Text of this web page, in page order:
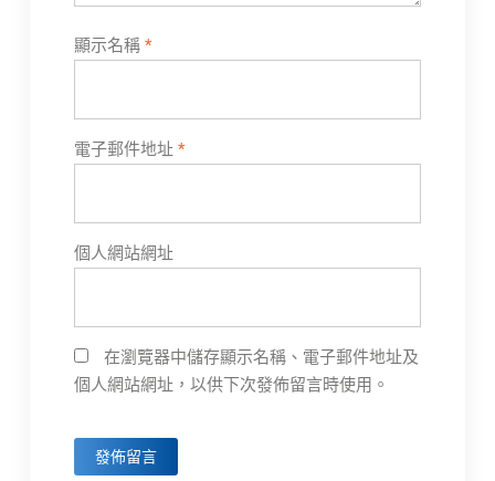
顯示名稱 *
電子郵件地址 *
個人網站網址
在瀏覽器中儲存顯示名稱、電子郵件地址及
個人網站網址，以供下次發佈留言時使用。